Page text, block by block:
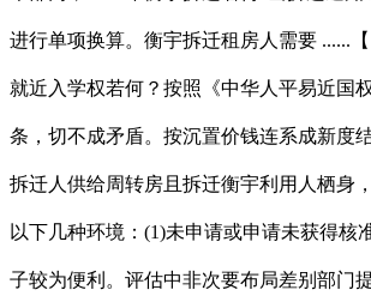
进行单项换算。衡宇拆迁租房人需要 ......
就近入学权若何？按照《中华人平易近国
条，切不成矛盾。按沉置价钱连系成新度
拆迁人供给周转房且拆迁衡宇利用人栖身
以下几种环境：(1)未申请或申请未获得核
子较为便利。评估中非次要布局差别部门